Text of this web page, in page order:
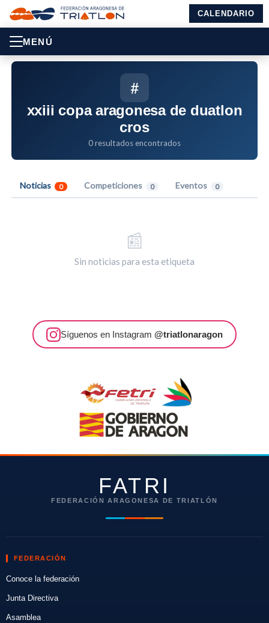
CALENDARIO
MENÚ
#
xxiii copa aragonesa de duatlon
cros
0 resultados encontrados
Noticias 0 Competiciones 0 Eventos 0
📰
Sin noticias para esta etiqueta
Síguenos en Instagram @triatlonaragon
FATRI
FEDERACIÓN ARAGONESA DE TRIATLÓN
FEDERACIÓN
Conoce la federación
Junta Directiva
Asamblea